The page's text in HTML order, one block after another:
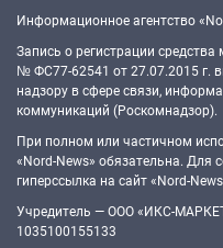
Информационное агентство
Запись о регистрации
№ ФС77-62541 от 27.07.2015 г.
надзору в сфере связи,
коммуникаций (Роскомнадзор).
При полном или частичном
«Nord-News» обязательна. Для
гиперссылка на сайт «Nord-
Учредитель — ООО «ИКС-
1035100155133